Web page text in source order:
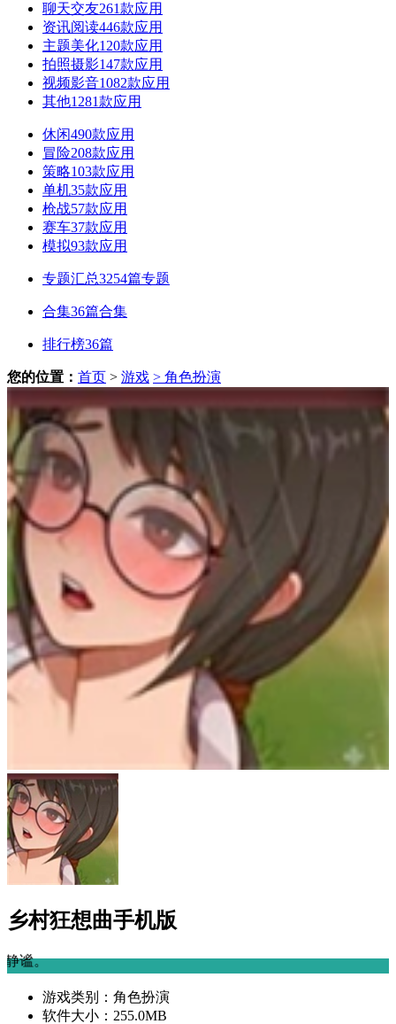
聊天交友261款应用
资讯阅读446款应用
主题美化120款应用
拍照摄影147款应用
视频影音1082款应用
其他1281款应用
休闲490款应用
冒险208款应用
策略103款应用
单机35款应用
枪战57款应用
赛车37款应用
模拟93款应用
专题汇总3254篇专题
合集36篇合集
排行榜36篇
您的位置： 首页 > 游戏 > 角色扮演
乡村狂想曲手机版
3、爱情元素渗透，
游戏类别： 角色扮演
软件大小： 255.0MB